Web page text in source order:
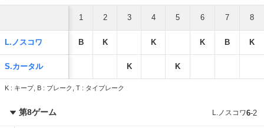
1 2 3 4 5 6 7 8
L.ノスコワ B K K K B K
S.カータル K K
K : キープ, B : ブレーク, T : タイブレーク
第8ゲーム L.ノスコワ6-2